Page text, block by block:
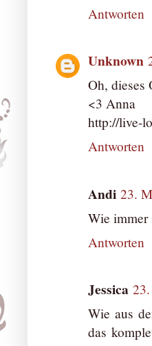
Antworten
Unknown
Oh, dieses
<3 Anna
http://live-
Antworten
Andi 23.
Wie immer
Antworten
Jessica
Wie aus
das